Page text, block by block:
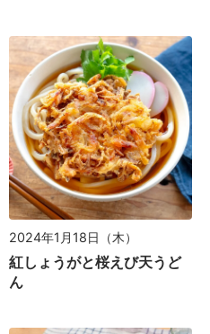
2024年1月18日（木）
紅しょうがと桜えび天うど
ん